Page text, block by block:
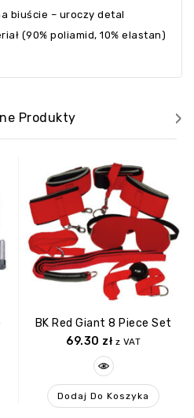
biuście – uroczy detal
(90% poliamid, 10% elastan)
Produkty
BK Red Giant 8 Piece Set
69.30 zł z VAT
Dodaj Do Koszyka
›